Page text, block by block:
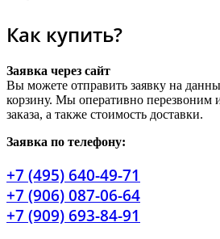
Как купить?
Заявка через сайт
Вы можете отправить заявку на
корзину. Мы оперативно перезвоним
заказа, а также стоимость доставки.
Заявка по телефону:
+7 (495) 640-49-71
+7 (906) 087-06-64
+7 (909) 693-84-91